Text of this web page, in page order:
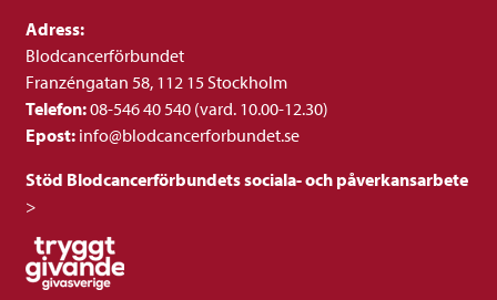
Adress:
Blodcancerförbundet
Franzéngatan 58, 112 15 Stockholm
Telefon:08-546 40 540 (vard. 10.00-12.30)
Epost: info@blodcancerforbundet.se
Stöd Blodcancerförbundets sociala- och påverkansarbete
>